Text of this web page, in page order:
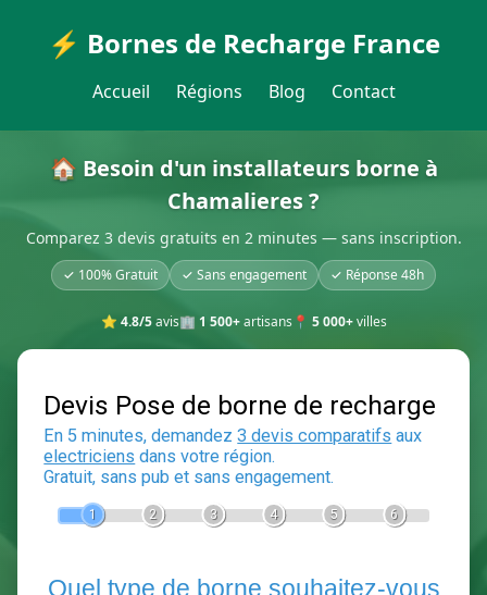
⚡ Bornes de Recharge France
Accueil Régions Blog Contact
🏠 Besoin d'un installateurs borne à
Chamalieres ?
Comparez 3 devis gratuits en 2 minutes — sans inscription.
✓ 100% Gratuit ✓ Sans engagement ✓ Réponse 48h
⭐ 4.8/5avis🏢 1 500+artisans 📍 5 000+villes
Devis Pose de borne de
En 5 minutes, demandez3 devis comparatifs
Gratuit, sans pub et sans engagement.